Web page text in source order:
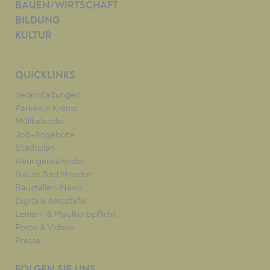
BAUEN/WIRTSCHAFT
BILDUNG
KULTUR
QUICKLINKS
Veranstaltungen
Parken in Krems
Müllkalender
Job-Angebote
Stadtplan
Heurigenkalender
Neues Bad Mirador
Baustellen-News
Digitale Amtstafel
Leinen- & Maulkorbpflicht
Fotos & Videos
Presse